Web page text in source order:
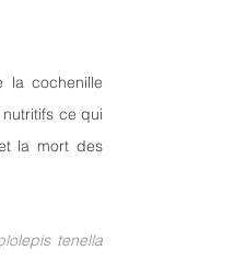
la cochenille
ce qui
la mort des
tenella